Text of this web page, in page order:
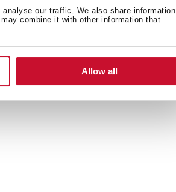
our traffic. We also share information
combine it with other information that
Allow all